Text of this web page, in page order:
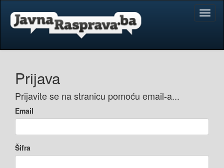
Prijava
Prijavite se na stranicu pomoću email-a...
Email
Šifra